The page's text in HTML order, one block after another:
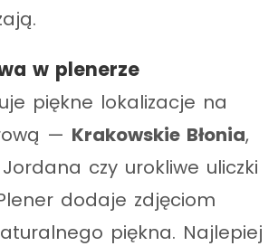
w plenerze
piękne lokalizacje na
— Krakowskie Błonia,
czy urokliwe uliczki
dodaje zdjęciom
piękna. Najlepiej